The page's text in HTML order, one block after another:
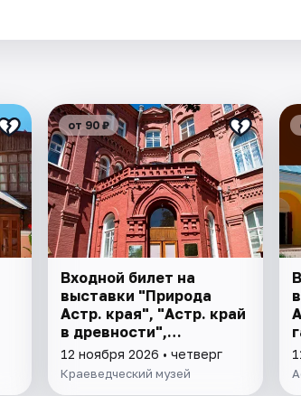
от 90 ₽
Входной билет на
выставки "Природа
Астр. края", "Астр. край
в древности",
"Заселение Астр. края"
12 ноября 2026 • четверг
Краеведческий музей